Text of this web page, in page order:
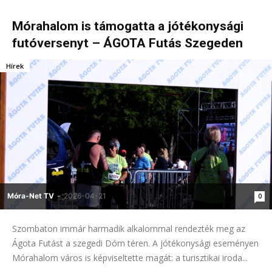
Mórahalom is támogatta a jótékonysági
futóversenyt – ÁGOTA Futás Szegeden
Móra-Net TV - 2026-04-21 0
Hírek
Szombaton immár harmadik alkalommal rendezték meg az
Ágota Futást a szegedi Dóm téren. A jótékonysági eseményen
Mórahalom város is képviseltette magát: a turisztikai iroda...